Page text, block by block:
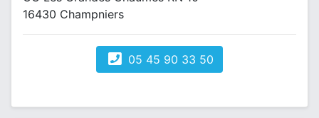
16430 Champniers
05 45 90 33 50